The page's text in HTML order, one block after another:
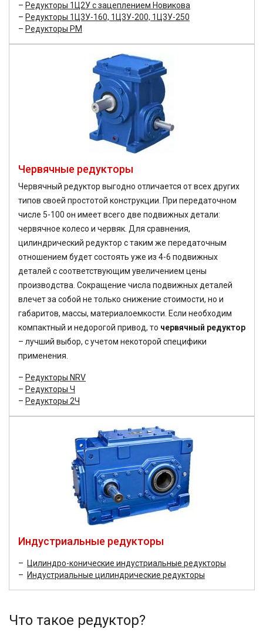
Редукторы 1Ц2У с зацеплением Новикова
Редукторы 1Ц3У-160, 1Ц3У-200, 1Ц3У-250
Редукторы РМ
Червячные редукторы
Червячный редуктор выгодно отличается от всех других
типов своей простотой конструкции. При передаточном
числе 5-100 он имеет всего две подвижных детали:
червячное колесо и червяк. Для сравнения,
цилиндрический редуктор с таким же передаточным
отношением будет состоять уже из 4-6 подвижных
деталей с соответствующим увеличением цены
производства. Сокращение числа подвижных деталей
влечет за собой не только снижение стоимости, но и
габаритов, массы, материалоемкости. Если необходим
компактный и недорогой привод, то червячный редуктор
– лучший выбор, с учетом некоторой специфики
применения.
Редукторы NRV
Редукторы Ч
Редукторы 2Ч
Индустриальные редукторы
Цилиндро-конические индустриальные редукторы
Индустриальные цилиндрические редукторы
Что такое редуктор?